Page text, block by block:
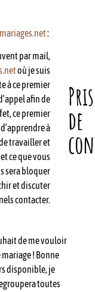
de
mariages.net:
par mail,
où je suis
à ce premier
afin de
ce premier
à
travailler et
ce que vous
sera bloquer
et discuter
contacter.
de me vouloir
! Bonne
disponible, je
toutes